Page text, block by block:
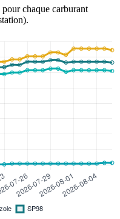
chaque carburant